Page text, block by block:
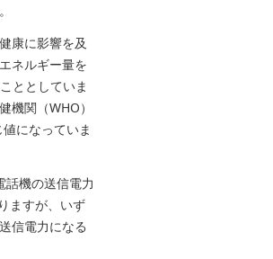
康に影響を及
ネルギー量を
ととしていま
関（WHO）
になっていま
話機の送信電力
ますが、いず
信電力になる